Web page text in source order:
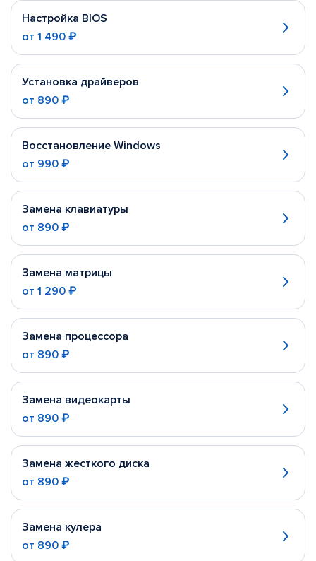
Настройка BIOS
от 1 490 ₽
Установка драйверов
от 890 ₽
Восстановление Windows
от 990 ₽
Замена клавиатуры
от 890 ₽
Замена матрицы
от 1 290 ₽
Замена процессора
от 890 ₽
Замена видеокарты
от 890 ₽
Замена жесткого диска
от 890 ₽
Замена кулера
от 890 ₽